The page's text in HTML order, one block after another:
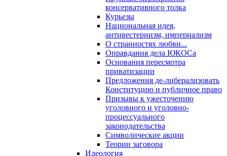
консервативного толка
Курьезы
Национальная идея,
антивестернизм, империализм
О странностях любви...
Оправдания дела ЮКОСа
Основания пересмотра
приватизации
Предложения де-либерализовать
Конституцию и публичное право
Призывы к ужесточению
уголовного и уголовно-
процессуального
законодательства
Символические акции
Теории заговора
Идеология